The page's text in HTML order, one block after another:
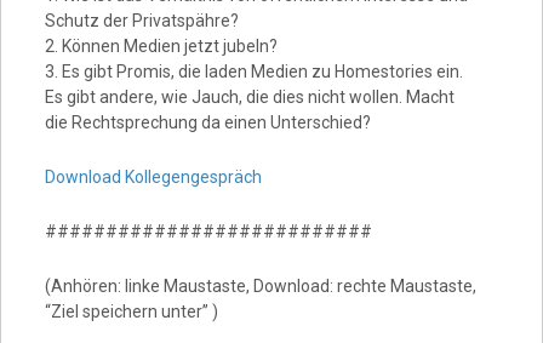
Schutz der Privatspähre?
2. Können Medien jetzt jubeln?
3. Es gibt Promis, die laden Medien zu Homestories ein.
Es gibt andere, wie Jauch, die dies nicht wollen. Macht
die Rechtsprechung da einen Unterschied?
Download Kollegengespräch
###########################
(Anhören: linke Maustaste, Download: rechte Maustaste,
“Ziel speichern unter” )